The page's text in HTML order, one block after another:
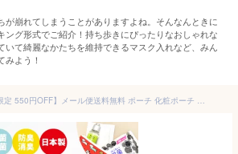
が崩れてしまうことがありますよね。そんなんときに
ング形式でご紹介！持ち歩きにぴったりなおしゃれな
いて綺麗なかたちを維持できるマスク入れなど、みん
よう！
【スーパーSALE限定 550円OFF】メール便送料無料 ポーチ 化粧ポーチ コスメポーチ トラベルポーチ フラットポーチ 安心の日本製 抗菌防臭 綿 大容量 大きめ 薄型 スリム バイオライナー SEKマーク レディース 大人 女子 マスクケース 携帯用 雑貨 整理 ねこ 大人向け